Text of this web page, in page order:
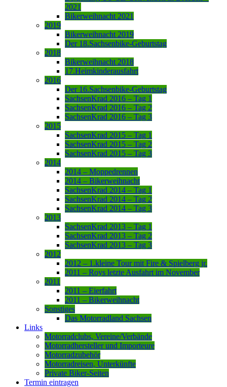
2021
Bikerweihnacht 2021
2019
Bikerweihnacht 2019
Der 18.Sachsenbike-Geburtstag
2018
Bikerweihnacht 2018
17.Heimkinderausfahrt
2016
Der 16.Sachsenbike-Geburtstag
SachsenKrad 2016 – Tag 1
SachsenKrad 2016 – Tag 2
SachsenKrad 2016 – Tag 3
2015
SachsenKrad 2015 – Tag 1
SachsenKrad 2015 – Tag 2
SachsenKrad 2015 – Tag 3
2014
2014 – Moppedrennen
2014 – Bikerweihnacht
SachsenKrad 2014 – Tag 1
SachsenKrad 2014 – Tag 2
SachsenKrad 2014 – Tag 3
2013
SachsenKrad 2013 – Tag 1
SachsenKrad 2013 – Tag 2
SachsenKrad 2013 – Tag 3
2012
2012 – 1.kleine Tour mit Fire & Spielberg jr.
2011 – Roys letzte Ausfahrt im November
2011
2011 – Eierfahrt
2011 – Bikerweihnacht
Sonstiges
Das Motorradland Sachsen
Links
Motorradclubs, Vereine/Verbände
Motorradhersteller und Importeure
Motorradzubehör
Motorradreisen, Unterkünfte
Private Biker-Seiten
Termin eintragen